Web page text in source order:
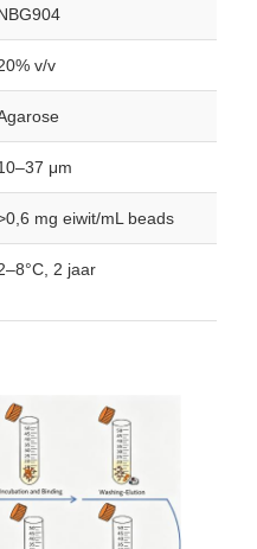
extractie
v/v
μm
mg eiwit/mL beads
2 jaar